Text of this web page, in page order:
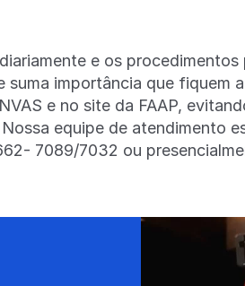
e os
suma importância que fiquem
e no site da FAAP,
equipe de atendimento
7089/7032 ou